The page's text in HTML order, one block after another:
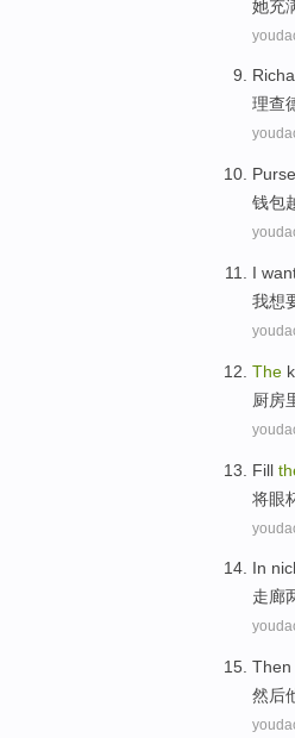
她充
理查
钱包
I
我想
The
厨房
Fill
将眼
In
走廊
Then
然后